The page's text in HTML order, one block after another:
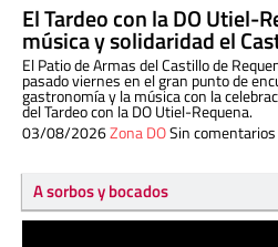
El Tardeo con la DO Utiel-
música y solidaridad el
El Patio de Armas del Castillo de
pasado viernes en el gran punto de
gastronomía y la música con la
del Tardeo con la DO Utiel-Requena.
03/08/2026Zona DOSin comentarios
A sorbos y bocados